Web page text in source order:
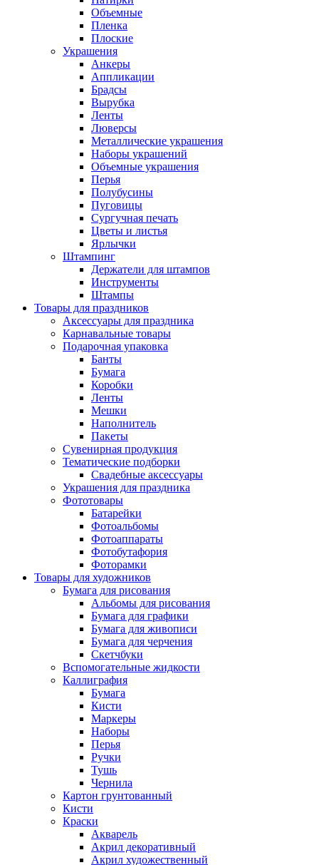
Объемные
Пленка
Плоские
Украшения
Анкеры
Аппликации
Брадсы
Вырубка
Ленты
Люверсы
Металлические украшения
Наборы украшений
Объемные украшения
Перья
Полубусины
Пуговицы
Сургучная печать
Цветы и листья
Ярлычки
Штампинг
Держатели для штампов
Инструменты
Штампы
Товары для праздников
Аксессуары для праздника
Карнавальные товары
Подарочная упаковка
Банты
Бумага
Коробки
Ленты
Мешки
Наполнитель
Пакеты
Сувенирная продукция
Тематические подборки
Свадебные аксессуары
Украшения для праздника
Фототовары
Батарейки
Фотоальбомы
Фотоаппараты
Фотобутафория
Фоторамки
Товары для художников
Бумага для рисования
Альбомы для рисования
Бумага для графики
Бумага для живописи
Бумага для черчения
Скетчбуки
Вспомогательные жидкости
Каллиграфия
Бумага
Кисти
Маркеры
Наборы
Перья
Ручки
Тушь
Чернила
Картон грунтованный
Кисти
Краски
Акварель
Акрил декоративный
Акрил художественный